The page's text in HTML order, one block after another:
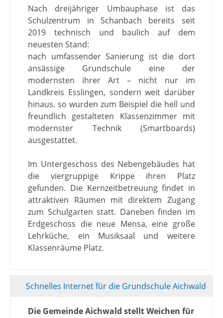
Nach dreijähriger Umbauphase ist das
Schulzentrum in Schanbach bereits seit
2019 technisch und baulich auf dem
neuesten Stand:
nach umfassender Sanierung ist die dort
ansässige Grundschule eine der
modernsten ihrer Art – nicht nur im
Landkreis Esslingen, sondern weit darüber
hinaus. so wurden zum Beispiel die hell und
freundlich gestalteten Klassenzimmer mit
modernster Technik (Smartboards)
ausgestattet.
Im Untergeschoss des Nebengebäudes hat
die viergruppige Krippe ihren Platz
gefunden. Die Kernzeitbetreuung findet in
attraktiven Räumen mit direktem Zugang
zum Schulgarten statt. Daneben finden im
Erdgeschoss die neue Mensa, eine große
Lehrküche, ein Musiksaal und weitere
Klassenräume Platz.
Schnelles Internet für die Grundschule Aichwald
Die Gemeinde Aichwald stellt Weichen für